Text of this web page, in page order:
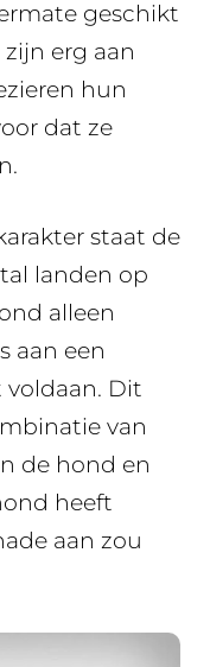
geschikt
erg aan
hun
dat ze
staat de
landen op
alleen
aan een
Dit
van
de hond en
heeft
aan zou